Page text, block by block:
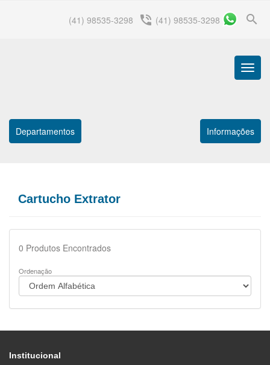
search
(41) 98535-3298 phone_in_talk (41) 98535-3298
Menu
Departamentos Informações
Cartucho Extrator
0 Produtos Encontrados
Ordenação
Institucional